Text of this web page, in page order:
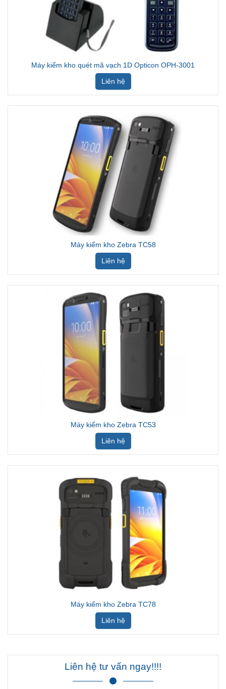
Máy kiểm kho quét mã vạch 1D Opticon OPH-3001
Liên hệ
Máy kiểm kho Zebra TC58
Liên hệ
Máy kiểm kho Zebra TC53
Liên hệ
Máy kiểm kho Zebra TC78
Liên hệ
Liên hệ tư vấn ngay!!!!